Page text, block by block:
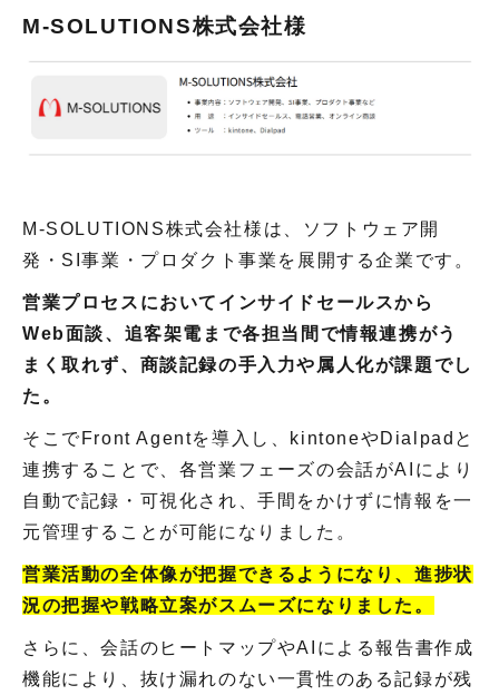
M-SOLUTIONS株式会社様
M-SOLUTIONS株式会社様は、ソフトウェア開
発・SI事業・プロダクト事業を展開する企業です。
営業プロセスにおいてインサイドセールスから
Web面談、追客架電まで各担当間で情報連携がう
まく取れず、商談記録の手入力や属人化が課題でし
た。
そこでFront Agentを導入し、kintoneやDialpadと
連携することで、各営業フェーズの会話がAIにより
自動で記録・可視化され、手間をかけずに情報を一
元管理することが可能になりました。
営業活動の全体像が把握できるようになり、進捗状
況の把握や戦略立案がスムーズになりました。
さらに、会話のヒートマップやAIによる報告書作成
機能により、抜け漏れのない一貫性のある記録が残